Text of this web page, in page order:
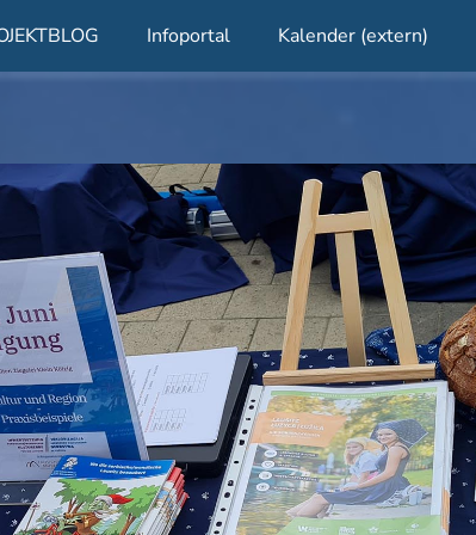
Infoportal Kalender (extern)